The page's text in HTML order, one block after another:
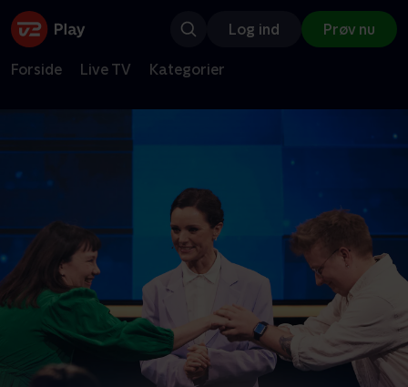
Log ind Prøv nu
Forside Live TV Kategorier